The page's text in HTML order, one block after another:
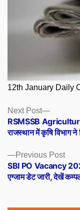
12th January Daily
Posts
navigation
Previous Post
SBI PO Vacancy
एग्जाम डेट जारी, देखें
Next Post
Next
post:
RSMSSB
राजस्थान में कृषि विभाग ने